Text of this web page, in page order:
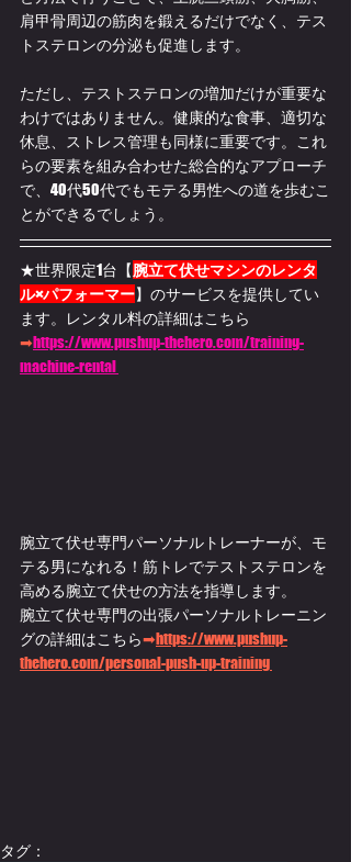
肩甲骨周辺の筋肉を鍛えるだけでなく、テス
トステロンの分泌も促進します。
ただし、テストステロンの増加だけが重要な
わけではありません。健康的な食事、適切な
休息、ストレス管理も同様に重要です。これ
らの要素を組み合わせた総合的なアプローチ
で、40代50代でもモテる男性への道を歩むこ
とができるでしょう。
★世界限定1台【腕立て伏せマシンのレンタ
ル×パフォーマー】のサービスを提供してい
ます。
レンタル料の詳細はこちら
➡https://www.pushup-thehero.com/training-
machine-rental
腕立て伏せ専門パーソナルトレーナーが、モ
テる男になれる！筋トレでテストステロンを
高める腕立て伏せの方法を指導します。
腕立て伏せ専門の出張パーソナルトレーニン
グの詳細はこちら➡https://www.pushup-
thehero.com/personal-push-up-training
タグ：